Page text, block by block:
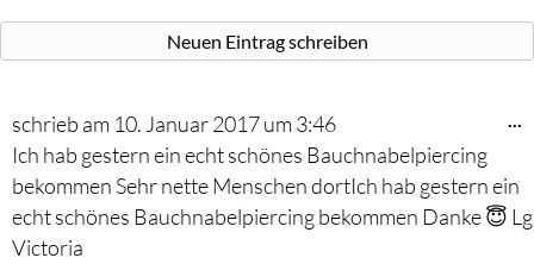
schrieb am 10. Januar 2017um3:46
Ich hab gestern ein echt schönes Bauchnabelpiercing
bekommen Sehr nette Menschen dortIch hab gestern ein
echt schönes Bauchnabelpiercing bekommen Danke 😇 Lg
Victoria
...